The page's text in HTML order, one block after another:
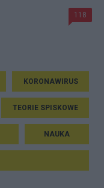
118
KORONAWIRUS
TEORIE SPISKOWE
NAUKA